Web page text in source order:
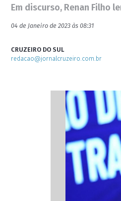
Em discurso, Renan Filho
04 de Janeiro de 2023 às 08:31
CRUZEIRO DO SUL
redacao@jornalcruzeiro.com.br